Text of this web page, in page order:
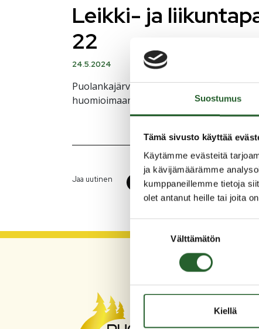
Suostumus
Tämä sivusto käyttää
Käytämme evästeitä
ja kävijämäärämme
kumppaneillemme tietoja
olet antanut heille tai joita
valinta
Välttämätön
Kiellä
Leikki- ja
22
24.5.2024
Puolankajärven koulun leikki- ja
huomioimaan keskeneräiset työt, sekä
Jaa uutinen